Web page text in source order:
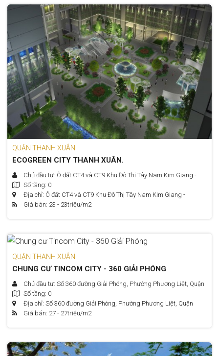
QUẬN THANH XUÂN
ECOGREEN CITY THANH XUÂN.
Chủ đầu tư: Ô đất CT4 và CT9 Khu Đô Thị Tây Nam Kim Giang -
Nguyễn Xiển - Hà Nội
Số tầng: 0
Địa chỉ: Ô đất CT4 và CT9 Khu Đô Thị Tây Nam Kim Giang -
Nguyễn Xiển - Hà Nội
Giá bán: 23 - 23triệu/m2
QUẬN THANH XUÂN
CHUNG CƯ TINCOM CITY - 360 GIẢI PHÓNG
Chủ đầu tư: Số 360 đường Giải Phóng, Phường Phương Liệt, Quận
Thanh Xuân, Hà Nội.
Số tầng: 0
Địa chỉ: Số 360 đường Giải Phóng, Phường Phương Liệt, Quận
Thanh Xuân, Hà Nội.
Giá bán: 27 - 27triệu/m2